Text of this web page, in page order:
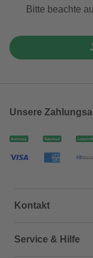
Bitte beachte
Unsere
Kontakt
Dein Kontakt zu
Service & Hilfe